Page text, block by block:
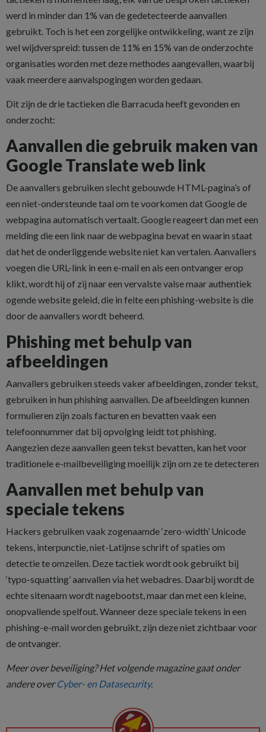
werd in minder dan 1% van de gedetecteerde aanvallen
gebruikt. Toch is het een zorgelijke ontwikkeling, want ze zijn
wel wijdverspreid: tussen de 11% en 15% van de onderzochte
organisaties worden met deze methodes aangevallen, waarbij
vaak meerdere aanvalspogingen worden gedaan.
Dit zijn de drie tactieken die Barracuda heeft gevonden en
onderzocht:
Aanvallen die gebruik maken van
Google Translate web link
De aanvallers gebruiken slecht gebouwde HTML-pagina’s of
een niet-ondersteunde taal om te voorkomen dat Google de
webpagina automatisch vertaalt. Google reageert dan met een
melding die een link naar de webpagina bevat en waarin staat
dat het de onderliggende website niet kan vertalen. Aanvallers
voegen die URL-link in een e-mail en als een ontvanger erop
klikt, wordt hij of zij naar een vervalste valse maar authentiek
ogende website geleid, die in feite een phishing-website is die
door de aanvallers wordt beheerd.
Phishing met behulp van
afbeeldingen
Aanvallers gebruiken steeds vaker afbeeldingen, zonder tekst,
gebruiken in hun phishing aanvallen. De afbeeldingen kunnen
formulieren zijn zoals facturen en bevatten vaak een
telefoonnummer dat bij opvolging leidt tot phishing.
Aangezien deze aanvallen geen tekst bevatten, kan het voor
traditionele e-mailbeveiliging moeilijk zijn om ze te detecteren
Aanvallen met behulp van
speciale tekens
Hackers gebruiken vaak zogenaamde ‘zero-width’ Unicode
tekens, interpunctie, niet-Latijnse schrift of spaties om
detectie te omzeilen. Deze tactiek wordt ook gebruikt bij
‘typo-squatting’ aanvallen via het webadres. Daarbij wordt de
echte sitenaam wordt nagebootst, maar dan met een kleine,
onopvallende spelfout. Wanneer deze speciale tekens in een
phishing-e-mail worden gebruikt, zijn deze niet zichtbaar voor
de ontvanger.
Meer over beveiliging? Het volgende magazine gaat onder
andere overCyber- en Datasecurity.